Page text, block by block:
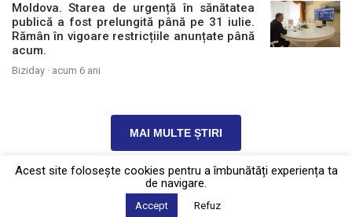
Moldova. Starea de urgență în sănătatea
publică a fost prelungită până pe 31 iulie.
Rămân în vigoare restricțiile anunțate până
acum.
Biziday · acum 6 ani
MAI MULTE ȘTIRI
Politica de confidențialitate
2026 © Biziday
Acest site foloseşte cookies pentru a îmbunătăți experiența ta
de navigare.
Accept Refuz